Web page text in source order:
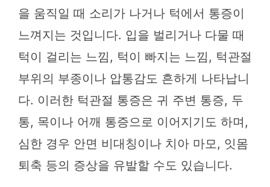
을 움직일 때 소리가 나거나 턱에서 통증이
느껴지는 것입니다. 입을 벌리거나 다물 때
턱이 걸리는 느낌, 턱이 빠지는 느낌, 턱관절
부위의 부종이나 압통감도 흔하게 나타납니
다. 이러한 턱관절 통증은 귀 주변 통증, 두
통, 목이나 어깨 통증으로 이어지기도 하며,
심한 경우 안면 비대칭이나 치아 마모, 잇몸
퇴축 등의 증상을 유발할 수도 있습니다.